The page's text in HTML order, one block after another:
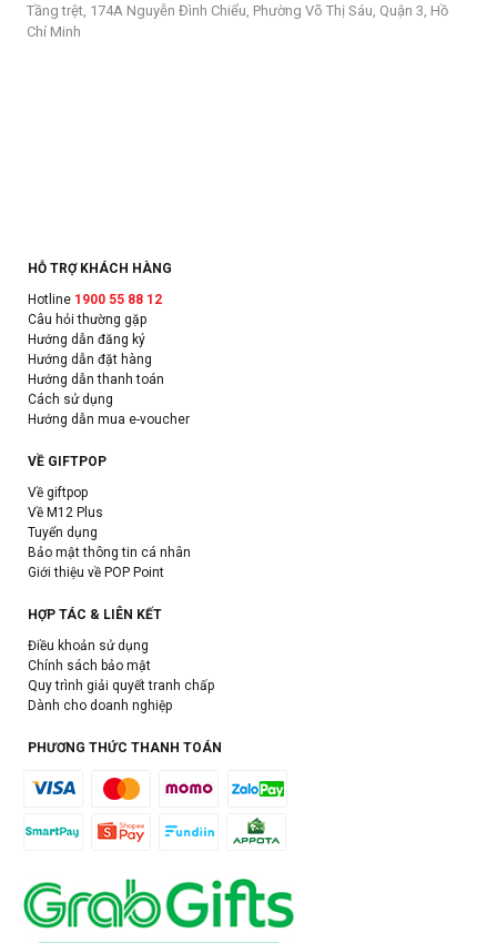
Tầng trệt, 174A Nguyễn Đình Chiểu, Phường Võ Thị Sáu, Quận 3, Hồ
Chí Minh
HỖ TRỢ KHÁCH HÀNG
Hotline 1900 55 88 12
Câu hỏi thường gặp
Hướng dẫn đăng ký
Hướng dẫn đặt hàng
Hướng dẫn thanh toán
Cách sử dụng
Hướng dẫn mua e-voucher
VỀ GIFTPOP
Về giftpop
Về M12 Plus
Tuyển dụng
Bảo mật thông tin cá nhân
Giới thiệu về POP Point
HỢP TÁC & LIÊN KẾT
Điều khoản sử dụng
Chính sách bảo mật
Quy trình giải quyết tranh chấp
Dành cho doanh nghiệp
PHƯƠNG THỨC THANH TOÁN